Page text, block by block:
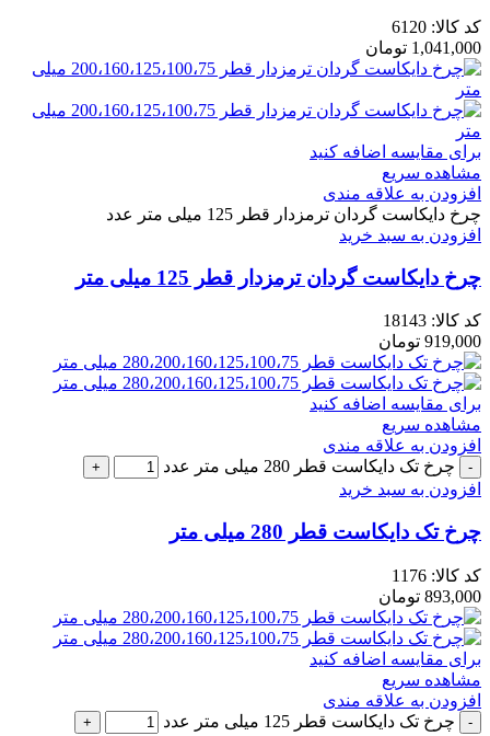
کد کالا: 6120
1,041,000 تومان
برای مقایسه اضافه کنید
مشاهده سریع
افزودن به علاقه مندی
چرخ دایکاست گردان ترمزدار قطر 125 میلی متر عدد
افزودن به سبد خرید
چرخ دایکاست گردان ترمزدار قطر 125 میلی متر
کد کالا: 18143
919,000 تومان
برای مقایسه اضافه کنید
مشاهده سریع
افزودن به علاقه مندی
چرخ تک دایکاست قطر 280 میلی متر عدد
افزودن به سبد خرید
چرخ تک دایکاست قطر 280 میلی متر
کد کالا: 1176
893,000 تومان
برای مقایسه اضافه کنید
مشاهده سریع
افزودن به علاقه مندی
چرخ تک دایکاست قطر 125 میلی متر عدد